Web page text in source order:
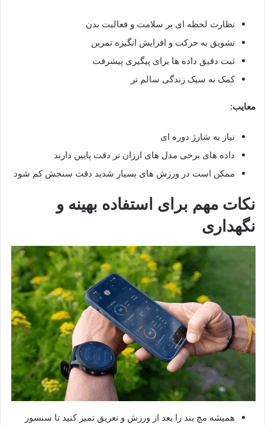
نظارت لحظه ای بر سلامت و فعالیت بدن
تشویق به حرکت و افزایش انگیزه تمرین
ثبت دقیق داده ها برای پیگیری پیشرفت
کمک به سبک زندگی سالم تر
معایب:
نیاز به شارژ دوره ای
داده های برخی مدل های ارزان تر دقت پایین دارند
ممکن است در ورزش های بسیار شدید دقت سنجش کم شود
نکات مهم برای استفاده بهینه و
نگهداری
همیشه مچ بند را بعد از ورزش و تعریق تمیز کنید تا سنسور